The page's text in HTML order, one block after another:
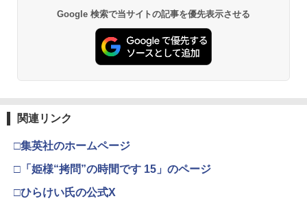
Google 検索で当サイトの記事を優先表示させる
関連リンク
□集英社のホームページ
□「姫様“拷問”の時間です 15」のページ
□ひらけい氏の公式X